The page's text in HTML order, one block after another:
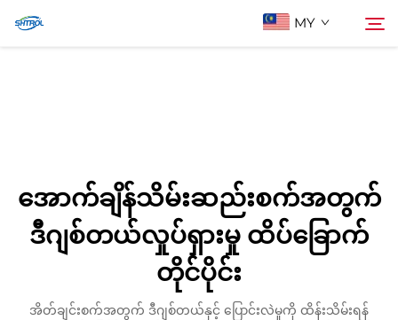
MY
အီးမေးလ်ဖြင့် ဆက်သွယ်ပါ
အောက်ချိန်သိမ်းဆည်းစက်အတွက်
ဒီဂျစ်တယ်လှုပ်ရှားမှု ထိပ်ခြောက်
တိုင်ပိုင်း
အိတ်ချင်းစက်အတွက် ဒီဂျစ်တယ်နှင့် ပြောင်းလဲမှုကို ထိန်းသိမ်းရန်